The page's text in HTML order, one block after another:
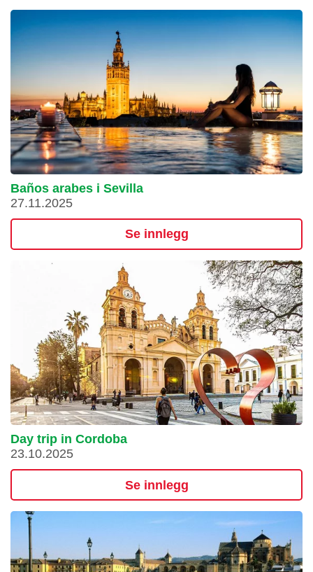
Baños arabes i Sevilla
27.11.2025
Se innlegg
Day trip in Cordoba
23.10.2025
Se innlegg